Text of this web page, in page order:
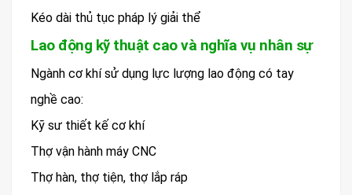
Kéo dài thủ tục pháp lý giải thể
Lao động kỹ thuật cao và nghĩa vụ nhân sự
Ngành cơ khí sử dụng lực lượng lao động có tay
nghề cao:
Kỹ sư thiết kế cơ khí
Thợ vận hành máy CNC
Thợ hàn, thợ tiện, thợ lắp ráp